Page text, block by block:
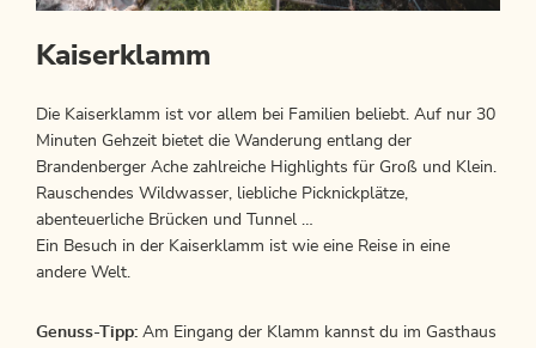
Kaiserklamm
Die Kaiserklamm ist vor allem bei Familien beliebt. Auf nur 30
Minuten Gehzeit bietet die Wanderung entlang der
Brandenberger Ache zahlreiche Highlights für Groß und Klein.
Rauschendes Wildwasser, liebliche Picknickplätze,
abenteuerliche Brücken und Tunnel …
Ein Besuch in der Kaiserklamm ist wie eine Reise in eine
andere Welt.
Genuss-Tipp: Am Eingang der Klamm kannst du im Gasthaus